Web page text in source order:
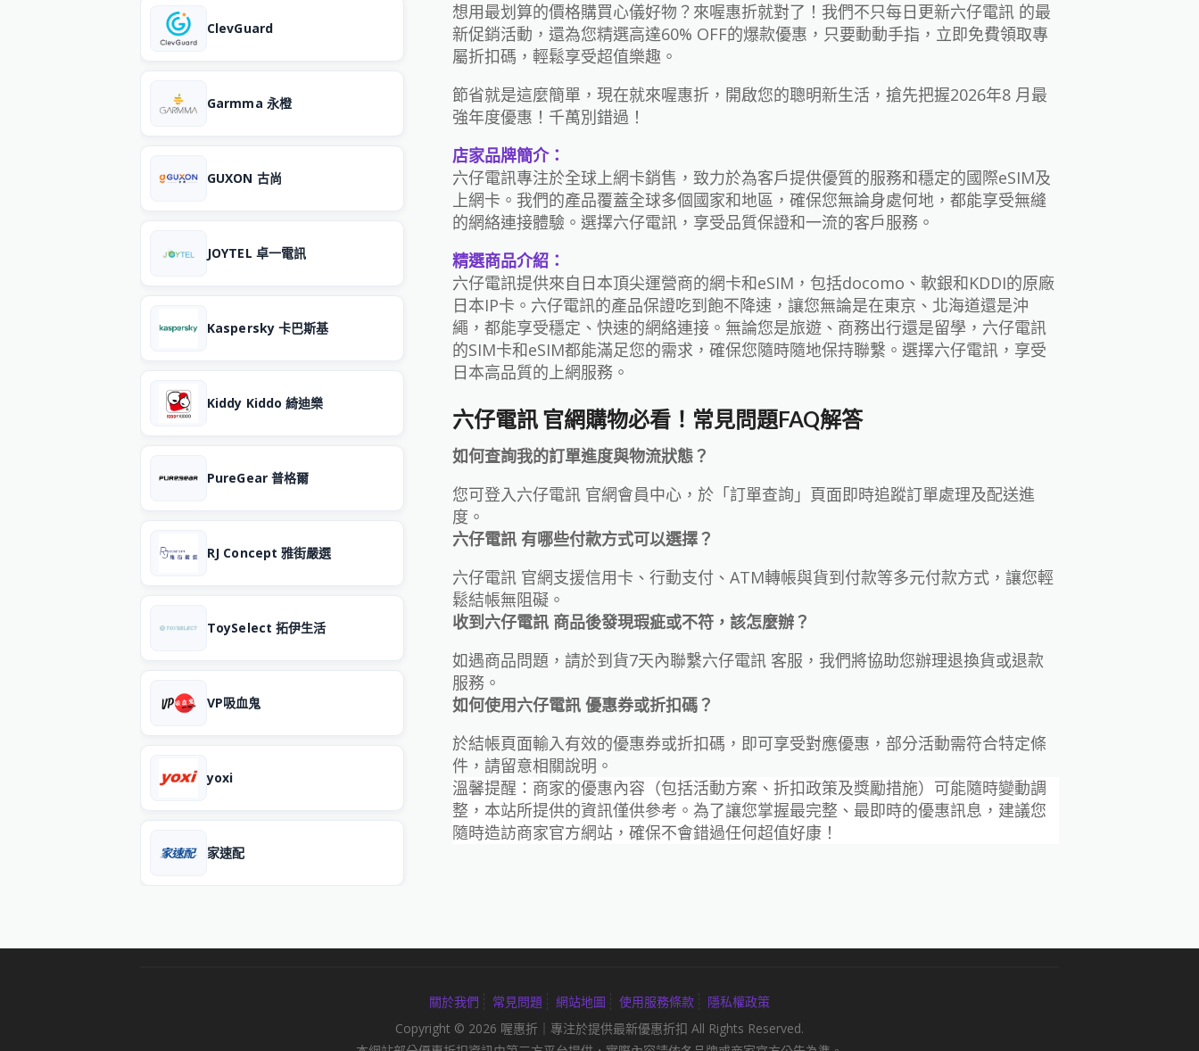
想用最划算的價格購買心儀好物？來喔惠折就對了！我們不只每日更新六仔電訊 的最
新促銷活動，還為您精選高達60% OFF的爆款優惠，只要動動手指，立即免費領取專
屬折扣碼，輕鬆享受超值樂趣。
節省就是這麼簡單，現在就來喔惠折，開啟您的聰明新生活，搶先把握2026年8 月最
強年度優惠！千萬別錯過！
店家品牌簡介：
六仔電訊專注於全球上網卡銷售，致力於為客戶提供優質的服務和穩定的國際eSIM及
上網卡。我們的產品覆蓋全球多個國家和地區，確保您無論身處何地，都能享受無縫
的網絡連接體驗。選擇六仔電訊，享受品質保證和一流的客戶服務。
精選商品介紹：
六仔電訊提供來自日本頂尖運營商的網卡和eSIM，包括docomo、軟銀和KDDI的原廠
日本IP卡。六仔電訊的產品保證吃到飽不降速，讓您無論是在東京、北海道還是沖
繩，都能享受穩定、快速的網絡連接。無論您是旅遊、商務出行還是留學，六仔電訊
的SIM卡和eSIM都能滿足您的需求，確保您隨時隨地保持聯繫。選擇六仔電訊，享受
日本高品質的上網服務。
六仔電訊 官網購物必看！常見問題FAQ解答
如何查詢我的訂單進度與物流狀態？
您可登入六仔電訊 官網會員中心，於「訂單查詢」頁面即時追蹤訂單處理及配送進
度。
六仔電訊 有哪些付款方式可以選擇？
六仔電訊 官網支援信用卡、行動支付、ATM轉帳與貨到付款等多元付款方式，讓您輕
鬆結帳無阻礙。
收到六仔電訊 商品後發現瑕疵或不符，該怎麼辦？
如遇商品問題，請於到貨7天內聯繫六仔電訊 客服，我們將協助您辦理退換貨或退款
服務。
如何使用六仔電訊 優惠券或折扣碼？
於結帳頁面輸入有效的優惠券或折扣碼，即可享受對應優惠，部分活動需符合特定條
件，請留意相關說明。
溫馨提醒：商家的優惠內容（包括活動方案、折扣政策及獎勵措施）可能隨時變動調
整，本站所提供的資訊僅供參考。為了讓您掌握最完整、最即時的優惠訊息，建議您
隨時造訪商家官方網站，確保不會錯過任何超值好康！
ClevGuard
Garmma 永橙
GUXON 古尚
JOYTEL 卓一電訊
Kaspersky 卡巴斯基
Kiddy Kiddo 綺迪樂
PureGear 普格爾
RJ Concept 雅街嚴選
ToySelect 拓伊生活
VP吸血鬼
yoxi
家速配
關於我們 常見問題 網站地圖 使用服務條款
隱私權政策
Copyright © 2026 喔惠折｜專注於提供最新優惠折扣 All Rights Reserved.